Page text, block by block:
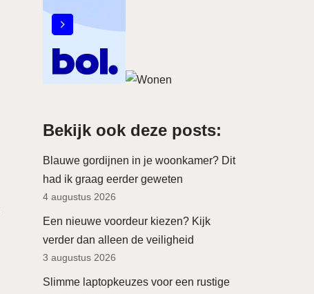
Bekijk ook deze posts:
Blauwe gordijnen in je woonkamer? Dit
had ik graag eerder geweten
4 augustus 2026
Een nieuwe voordeur kiezen? Kijk
verder dan alleen de veiligheid
3 augustus 2026
Slimme laptopkeuzes voor een rustige